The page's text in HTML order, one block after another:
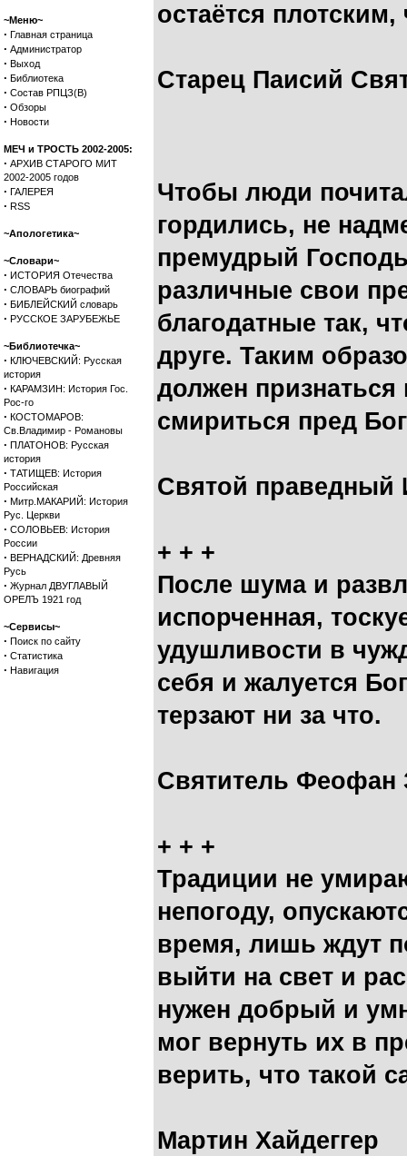
~Меню~
· Главная страница
· Администратор
· Выход
· Библиотека
· Состав РПЦЗ(В)
· Обзоры
· Новости
МЕЧ и ТРОСТЬ 2002-2005:
· АРХИВ СТАРОГО МИТ
2002-2005 годов
· ГАЛЕРЕЯ
· RSS
~Апологетика~
~Словари~
· ИСТОРИЯ Отечества
· СЛОВАРЬ биографий
· БИБЛЕЙСКИЙ словарь
· РУССКОЕ ЗАРУБЕЖЬЕ
~Библиотечка~
· КЛЮЧЕВСКИЙ: Русская
история
· КАРАМЗИН: История Гос.
Рос-го
· КОСТОМАРОВ:
Св.Владимир - Романовы
· ПЛАТОНОВ: Русская
история
· ТАТИЩЕВ: История
Российская
· Митр.МАКАРИЙ: История
Рус. Церкви
· СОЛОВЬЕВ: История
России
· ВЕРНАДСКИЙ: Древняя
Русь
· Журнал ДВУГЛАВЫЙ
ОРЕЛЪ 1921 год
~Сервисы~
· Поиск по сайту
· Статистика
· Навигация
остаётся
Старец Паисий
Чтобы люди
гордились, не
премудрый
различные свои
благодатные так,
друге. Таким
должен
смириться пред
Святой праведный
+ + +
После шума и
испорченная,
удушливости в
себя и жалуется
терзают ни за что.
Святитель Феофан
+ + +
Традиции не
непогоду,
время, лишь ждут
выйти на свет и
нужен добрый и
мог вернуть их в
верить, что такой
Мартин Хайдеггер